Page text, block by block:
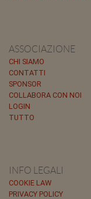
ASSOCIAZIONE
CHI SIAMO
CONTATTI
SPONSOR
COLLABORA CON NOI
LOGIN
TUTTO
INFO LEGALI
COOKIE LAW
PRIVACY POLICY